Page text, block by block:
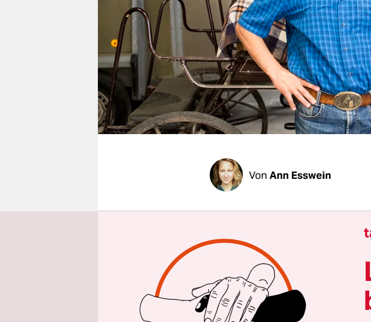
veranstaltungen
shop
fragen & hilfe
unterstützen
abo
genossenschaft
Von Ann Esswein
Erst Kind. Dann Bauer.
Pferden. Das ist Josef
Draußen:Durch
Durchfahrtsstraße, und die
außerhalb des Dorfes, sei